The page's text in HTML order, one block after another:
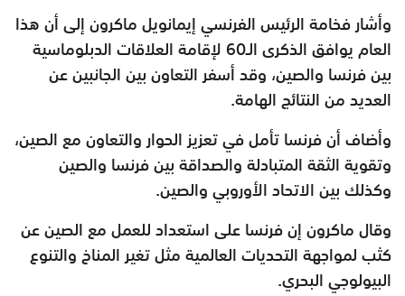
وأشار فخامة الرئيس الفرنسي إيمانويل ماكرون إلى أن هذا
العام يوافق الذكرى الـ60 لإقامة العلاقات الدبلوماسية
بين فرنسا والصين، وقد أسفر التعاون بين الجانبين عن
العديد من النتائج الهامة.
وأضاف أن فرنسا تأمل في تعزيز الحوار والتعاون مع الصين،
وتقوية الثقة المتبادلة والصداقة بين فرنسا والصين
وكذلك بين الاتحاد الأوروبي والصين.
وقال ماكرون إن فرنسا على استعداد للعمل مع الصين عن
كثب لمواجهة التحديات العالمية مثل تغير المناخ والتنوع
البيولوجي البحري.